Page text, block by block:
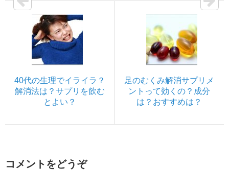
40代の生理でイライラ？
解消法は？サプリを飲む
とよい？
足のむくみ解消サプリメ
ントって効くの？成分
は？おすすめは？
コメントをどうぞ